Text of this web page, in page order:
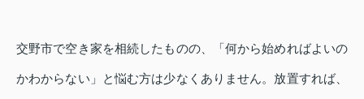
交野市で空き家を相続したものの、「何から始めればよいの
かわからない」と悩む方は少なくありません。放置すれば、